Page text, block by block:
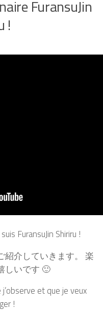
FuransuJin
!
FuransuJin Shiriru !
紹介していきます。 楽
しいです 🙂
j’observe et que je veux
!